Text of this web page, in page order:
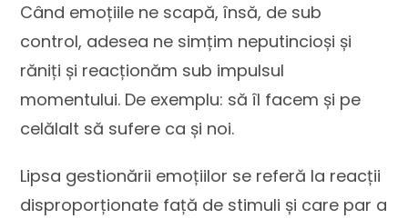
Când emoțiile ne scapă, însă, de sub
control, adesea ne simțim neputincioși și
răniți și reacționăm sub impulsul
momentului. De exemplu: să îl facem și pe
celălalt să sufere ca și noi.
Lipsa gestionării emoțiilor se referă la reacții
disproporționate față de stimuli și care par a